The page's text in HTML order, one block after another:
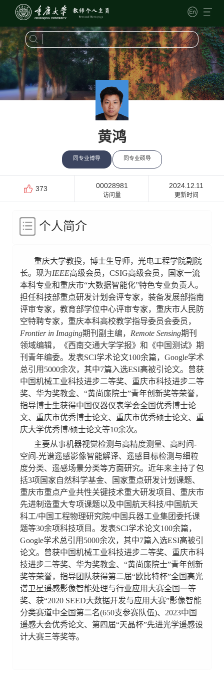
黄鸿
同专业博导 同专业硕导
373 00028981
访问量
2024-12-11
更新时间
个人简介
重庆大学教授，博士生导师，光电工程学院副院
长。现为IEEE高级会员，CSIG高级会员，国家一流
本科专业和重庆市“大数据智能化”特色专业负责人。
担任科技部重点研发计划会评专家，装备发展部指南
评审专家，教育部学位中心评审专家，重庆市人民防
空特聘专家，重庆本科高校教学指导委员会委员，
Frontier in Imaging期刊副主编， Remote Sensing期刊
领域编辑，《西南交通大学学报》和《中国测试》期
刊青年编委。发表SCI学术论文100余篇，Google学术
总引用5000余次，其中7篇入选ESI高被引论文。曾获
中国机械工业科技进步二等奖、重庆市科技进步二等
奖、华为奖教金、“黄尚廉院士”青年创新奖等荣誉，
指导博士生获得中国仪器仪表学会全国优秀博士论
文、重庆市优秀博士论文、重庆市优秀硕士论文、重
庆大学优秀博/硕士论文等10余次。
主要从事机器视觉检测与高精度测量、高时间-
空间-光谱遥感影像智能解译、遥感目标检测与细粒
度分类、遥感场景分类等方面研究。近年来主持了包
括3项国家自然科学基金、国家重点研发计划课题、
重庆市重点产业共性关键技术重大研发项目、重庆市
先进制造重大专项课题以及中国航天科技/中国航天
科工/中国工程物理研究院/中国兵器工业集团委托课
题等30余项科技项目。发表SCI学术论文100余篇，
Google学术总引用5000余次，其中7篇入选ESI高被引
论文。曾获中国机械工业科技进步二等奖、重庆市科
技进步二等奖、华为奖教金、“黄尚廉院士”青年创新
奖等荣誉，指导团队获得第二届“欧比特杯”全国高光
谱卫星遥感影像智能处理与行业应用大赛全国一等
奖、获“2020 SEED大数据开发与应用大赛”影像智能
分类赛道中全国第二名(650支参赛队伍)、2023中国
遥感大会优秀论文、第四届“天晶杯”先进光学遥感设
计大赛三等奖等。